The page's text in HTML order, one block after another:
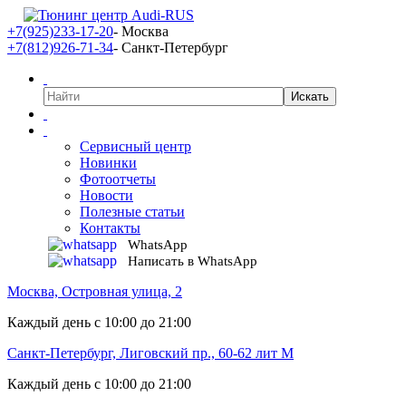
+7(925)233-17-20- Москва
+7(812)926-71-34- Санкт-Петербург
Сервисный центр
Новинки
Фотоотчеты
Новости
Полезные статьи
Контакты
WhatsApp
Написать в WhatsApp
Москва, Островная улица, 2
Каждый день с 10:00 до 21:00
Санкт-Петербург, Лиговский пр., 60-62 лит М
Каждый день с 10:00 до 21:00